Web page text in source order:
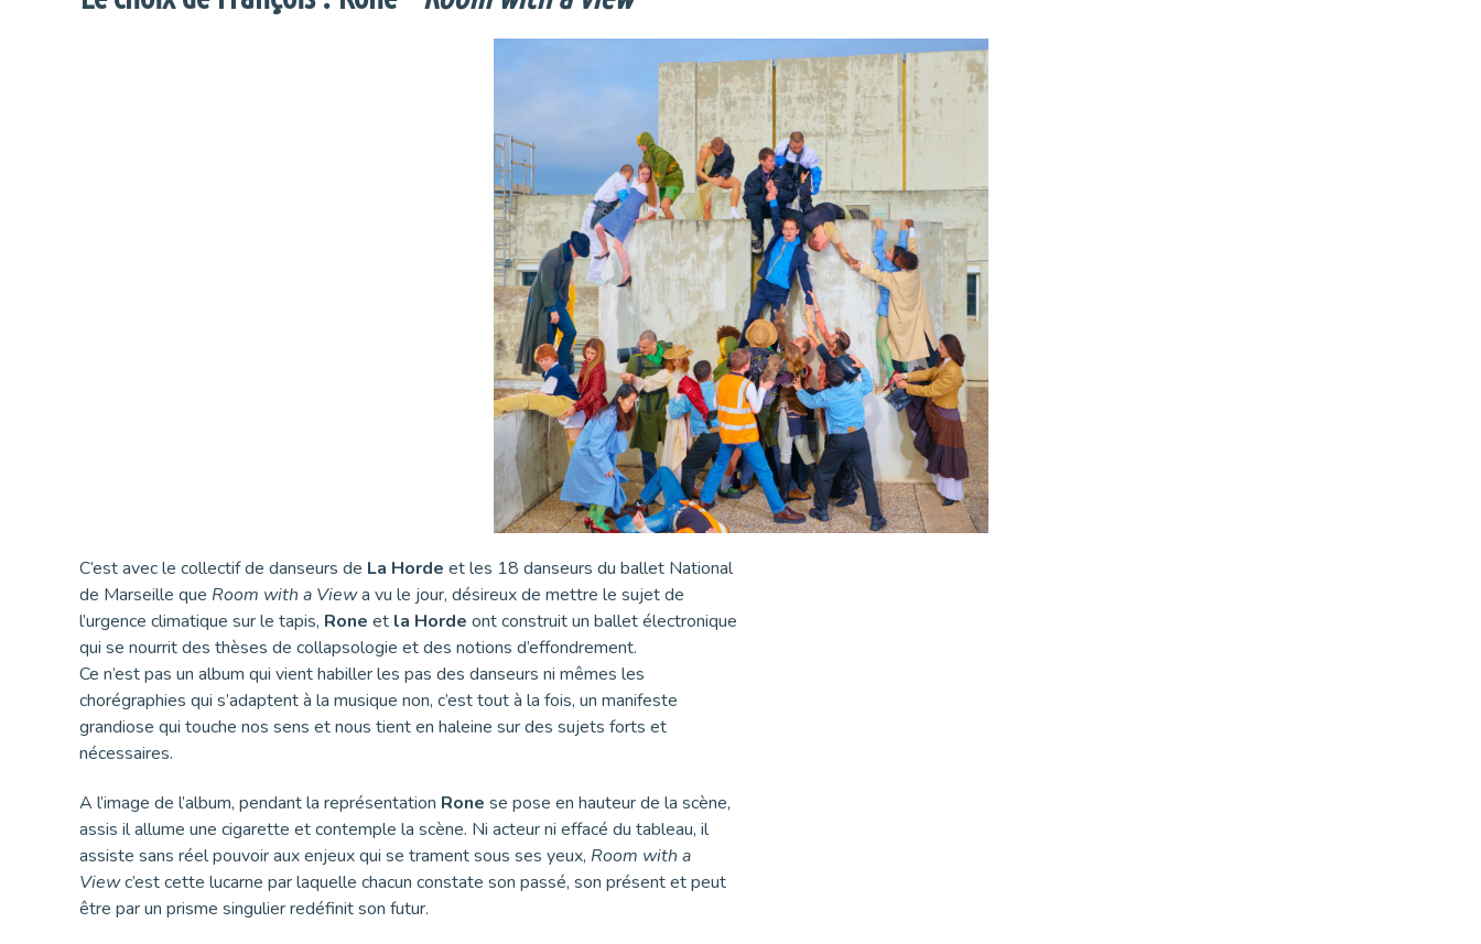
C’est avec le collectif de danseurs de La Horde et les 18 danseurs du ballet National
de Marseille que Room with a Viewa vu le jour, désireux de mettre le sujet de
l’urgence climatique sur le tapis, Rone et la Horde ont construit un ballet électronique
qui se nourrit des thèses de collapsologie et des notions d’effondrement.
Ce n’est pas un album qui vient habiller les pas des danseurs ni mêmes les
chorégraphies qui s’adaptent à la musique non, c’est tout à la fois, un manifeste
grandiose qui touche nos sens et nous tient en haleine sur des sujets forts et
nécessaires.
A l’image de l’album, pendant la représentation Rone se pose en hauteur de la scène,
assis il allume une cigarette et contemple la scène. Ni acteur ni effacé du tableau, il
assiste sans réel pouvoir aux enjeux qui se trament sous ses yeux, Room with a
Viewc’est cette lucarne par laquelle chacun constate son passé, son présent et peut
être par un prisme singulier redéfinit son futur.